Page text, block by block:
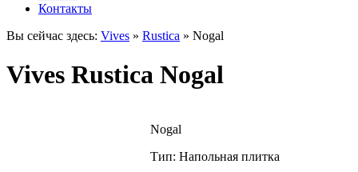
Контакты
Вы сейчас здесь: Vives » Rustica » Nogal
Vives Rustica Nogal
Nogal
Тип: Напольная плитка